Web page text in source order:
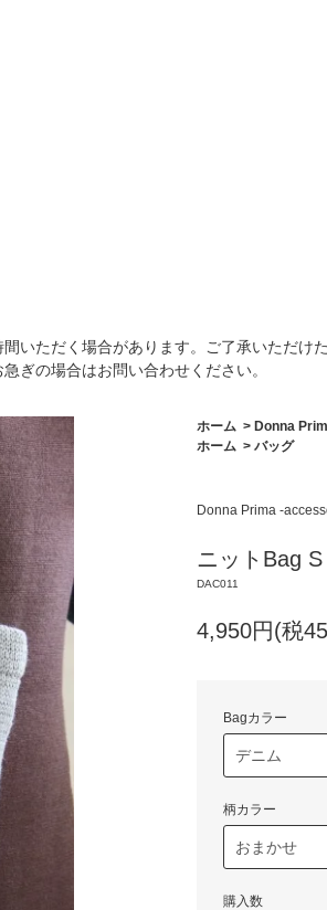
いただく場合があります。ご了承いただけた
ぎの場合はお問い合わせください。
ホーム > Donna
ホーム > バッグ
Donna Prima -
ニットBag S
DAC011
4,950円(税
Bagカラー
柄カラー
購入数